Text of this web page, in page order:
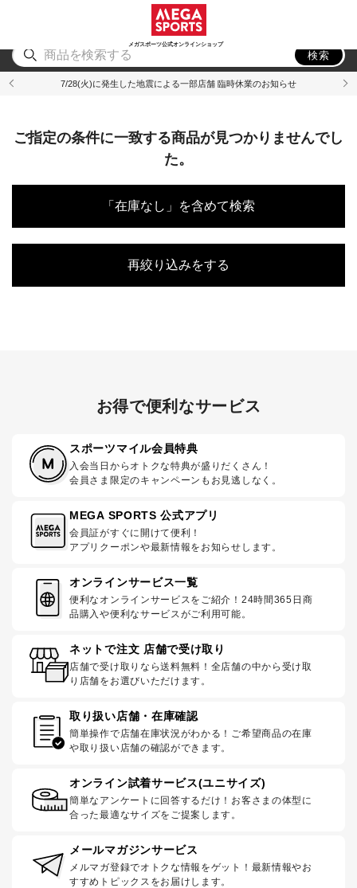
メガスポーツ公式オンラインショップ
アウトドア
検索
7/28(火)に発生した地震による一部店舗 臨時休業のお知らせ
ご指定の条件に一致する商品が見つかりませんでし
た。
「在庫なし」を含めて検索
再絞り込みをする
お得で便利なサービス
スポーツマイル会員特典
入会当日からオトクな特典が盛りだくさん！
会員さま限定のキャンペーンもお見逃しなく。
MEGA SPORTS 公式アプリ
会員証がすぐに開けて便利！
アプリクーポンや最新情報をお知らせします。
オンラインサービス一覧
便利なオンラインサービスをご紹介！24時間365日商
品購入や便利なサービスがご利用可能。
ネットで注文 店舗で受け取り
店舗で受け取りなら送料無料！全店舗の中から受け取
り店舗をお選びいただけます。
取り扱い店舗・在庫確認
簡単操作で店舗在庫状況がわかる！ご希望商品の在庫
や取り扱い店舗の確認ができます。
オンライン試着サービス(ユニサイズ)
簡単なアンケートに回答するだけ！お客さまの体型に
合った最適なサイズをご提案します。
メールマガジンサービス
メルマガ登録でオトクな情報をゲット！最新情報やお
すすめトピックスをお届けします。